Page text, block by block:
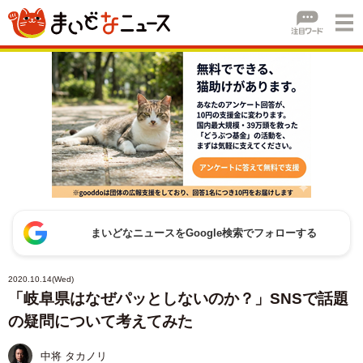
まいどなニュースをGoogle検索でフォローする
2020.10.14(Wed)
「岐阜県はなぜパッとしないのか？」SNSで話題
の疑問について考えてみた
中将 タカノリ